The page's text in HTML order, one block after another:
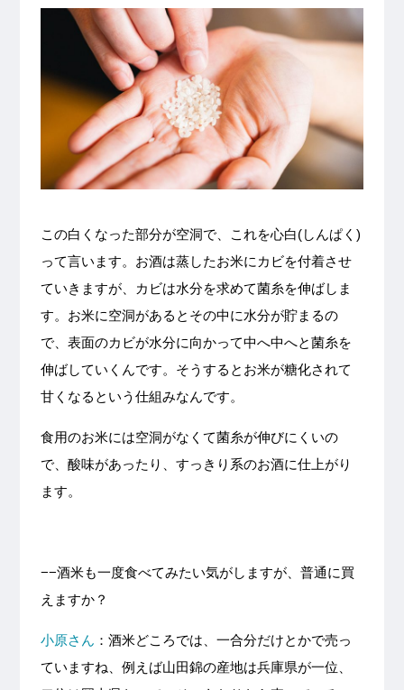
この白くなった部分が空洞で、これを心白(しんぱく)
って言います。お酒は蒸したお米にカビを付着させ
ていきますが、カビは水分を求めて菌糸を伸ばしま
す。お米に空洞があるとその中に水分が貯まるの
で、表面のカビが水分に向かって中へ中へと菌糸を
伸ばしていくんです。そうするとお米が糖化されて
甘くなるという仕組みなんです。
食用のお米には空洞がなくて菌糸が伸びにくいの
で、酸味があったり、すっきり系のお酒に仕上がり
ます。
−−酒米も一度食べてみたい気がしますが、普通に買
えますか？
小原さん ：酒米どころでは、一合分だけとかで売っ
ていますね、例えば山田錦の産地は兵庫県が一位、